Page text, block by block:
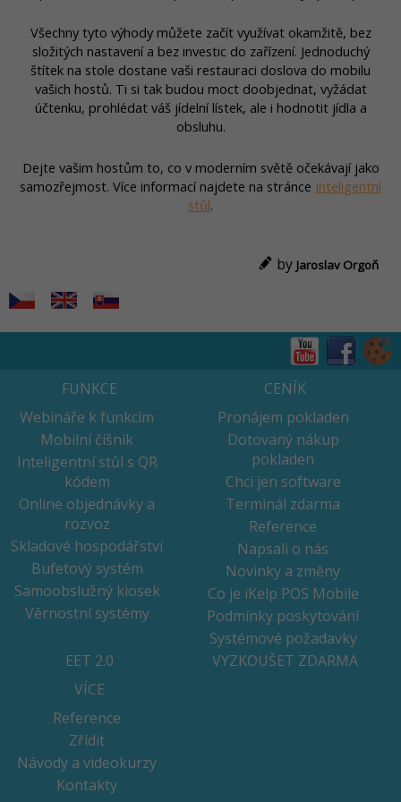
Všechny tyto výhody můžete začít využívat okamžitě, bez
složitých nastavení a bez investic do zařízení. Jednoduchý
štítek na stole dostane vaši restauraci doslova do mobilu
vašich hostů. Ti si tak budou moct doobjednat, vyžádat
účtenku, prohlédat váš jídelní lístek, ale i hodnotit jídla a
obsluhu.
Dejte vašim hostům to, co v moderním světě očekávají jako
samozřejmost. Více informací najdete na stránce Inteligentní
stůl.
by Jaroslav Orgoň
FUNKCE
Webináře k funkcím
Mobilní číšník
Inteligentní stůl s QR
kódem
Online objednávky a
rozvoz
Skladové hospodářství
Bufetový systém
Samoobslužný kiosek
Věrnostní systémy
CENÍK
Pronájem pokladen
Dotovaný nákup
pokladen
Chci jen software
Terminál zdarma
Reference
Napsali o nás
Novinky a změny
Co je iKelp POS Mobile
Podmínky poskytování
Systémové požadavky
EET 2.0
VYZKOUŠET ZDARMA
VÍCE
Reference
Zřídit
Návody a videokurzy
Kontakty